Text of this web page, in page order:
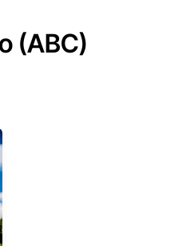
(ABC)